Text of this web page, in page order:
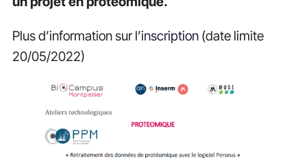
Plus d’information sur l’inscription (date limite
20/05/2022)